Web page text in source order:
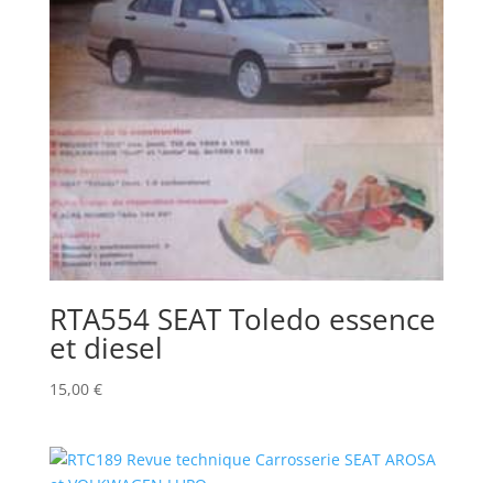
RTA554 SEAT Toledo essence
et diesel
15,00 €